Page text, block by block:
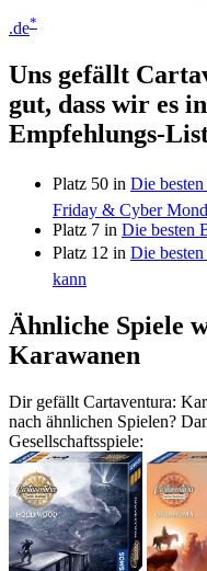
.de*
Uns gefällt
gut, dass wir es
Empfehlungs-
Platz 50 in Die
Friday & Cyber
Platz 7 in Die besten
Platz 12 in Die
kann
Ähnliche Spiele
Karawanen
Dir gefällt Cartaventura:
nach ähnlichen Spielen?
Gesellschaftsspiele: